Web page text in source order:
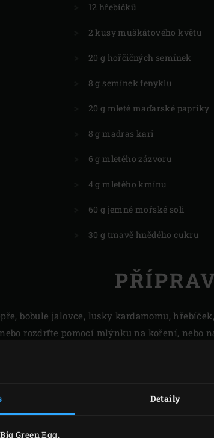
Detaily
Green Egg.
12 hřebíčků
2 kusy muškátového květu
20 g hořčičných semínek
8 g semínek fenyklu
20 g mleté maďarské papriky
8 g madras kari
6 g mletého zázvoru
4 g mletého kmínu
60 g jemné mořské soli
30 g tmavě hnědého cukru
bobule jalovce, lusky kardamomu,
rozdrťte pomocí mlýnku na koření, nebo
na potírání a uchovávejte v
si připravit vlastní směs koření”
o přípravě různých domácích kořenících